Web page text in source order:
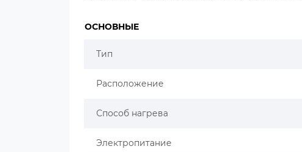
ОСНОВНЫЕ
Тип
Расположение
Способ нагрева
Электропитание